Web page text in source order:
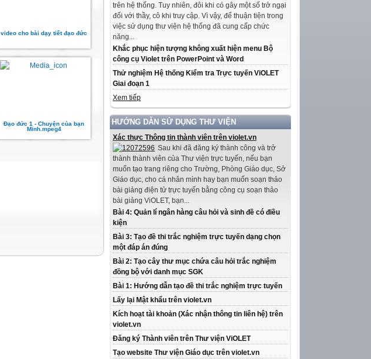
trên hệ thống. Tuy nhiên, đôi khi có gây một số trở ngại
đối với thầy, cô khi truy cập. Vì vậy, để thuận tiện trong
việc sử dụng thư viện hệ thống đã cung cấp chức
năng...
Khắc phục hiện tượng không xuất hiện menu Bộ
công cụ Violet trên PowerPoint và Word
Thử nghiệm Hệ thống Kiểm tra Trực tuyến ViOLET
Giai đoạn 1
Xem tiếp
HƯỚNG DẪN SỬ DỤNG THƯ VIỆN
Xác thực Thông tin thành viên trên violet.vn
Sau khi đã đăng ký thành công và trở
thành thành viên của Thư viện trực tuyến, nếu bạn
muốn tạo trang riêng cho Trường, Phòng Giáo dục, Sở
Giáo dục, cho cá nhân mình hay bạn muốn soạn thảo
bài giảng điện tử trực tuyến bằng công cụ soạn thảo
bài giảng ViOLET, bạn...
Bài 4: Quản lí ngân hàng câu hỏi và sinh đề có điều
kiện
Bài 3: Tạo đề thi trắc nghiệm trực tuyến dạng chọn
một đáp án đúng
Bài 2: Tạo cây thư mục chứa câu hỏi trắc nghiệm
đồng bộ với danh mục SGK
Bài 1: Hướng dẫn tạo đề thi trắc nghiệm trực tuyến
Lấy lại Mật khẩu trên violet.vn
Kích hoạt tài khoản (Xác nhận thông tin liên hệ) trên
violet.vn
Đăng ký Thành viên trên Thư viện ViOLET
Tạo website Thư viện Giáo dục trên violet.vn
video cho bài dạy tiết đạo đức
Đạo đức 1 - Chuyện của bạn
Minh.mpeg4